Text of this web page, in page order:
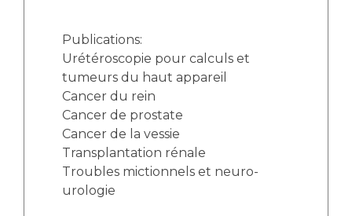
Publications:
Urétéroscopie pour calculs et
tumeurs du haut appareil
Cancer du rein
Cancer de prostate
Cancer de la vessie
Transplantation rénale
Troubles mictionnels et neuro-
urologie